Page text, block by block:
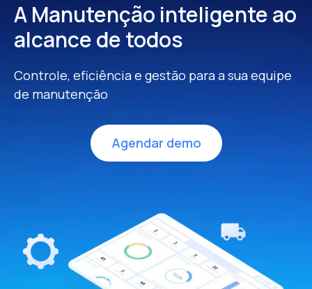
A Manutenção inteligenteao
alcance de todos
Controle, eficiência e gestão para a sua equipe
de manutenção
Agendar demo